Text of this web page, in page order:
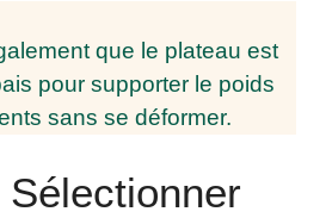
que le plateau est
pour supporter le poids
sans se déformer.